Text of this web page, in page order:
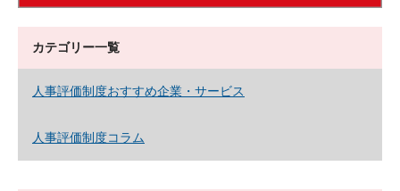
カテゴリー一覧
人事評価制度おすすめ企業・サービス
人事評価制度コラム